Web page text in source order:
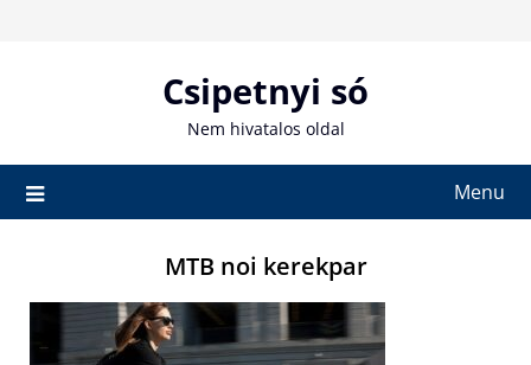
Csipetnyi só
Nem hivatalos oldal
Menu
MTB noi kerekpar